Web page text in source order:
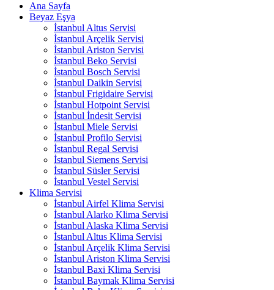
Ana Sayfa
Beyaz Eşya
İstanbul Altus Servisi
İstanbul Arçelik Servisi
İstanbul Ariston Servisi
İstanbul Beko Servisi
İstanbul Bosch Servisi
İstanbul Daikin Servisi
İstanbul Frigidaire Servisi
İstanbul Hotpoint Servisi
İstanbul İndesit Servisi
İstanbul Miele Servisi
İstanbul Profilo Servisi
İstanbul Regal Servisi
İstanbul Siemens Servisi
İstanbul Süsler Servisi
İstanbul Vestel Servisi
Klima Servisi
İstanbul Airfel Klima Servisi
İstanbul Alarko Klima Servisi
İstanbul Alaska Klima Servisi
İstanbul Altus Klima Servisi
İstanbul Arçelik Klima Servisi
İstanbul Ariston Klima Servisi
İstanbul Baxi Klima Servisi
İstanbul Baymak Klima Servisi